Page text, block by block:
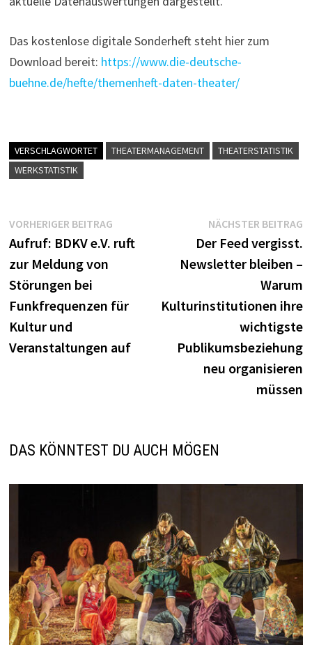
Das kostenlose digitale Sonderheft steht hier zum
Download bereit: https://www.die-deutsche-
buehne.de/hefte/themenheft-daten-theater/
VERSCHLAGWORTET THEATERMANAGEMENT
THEATERSTATISTIK
WERKSTATISTIK
Beitragsnavigation
VORHERIGER BEITRAG
Beitrag:
Aufruf: BDKV e.V. ruft
zur Meldung von
Störungen bei
Funkfrequenzen für
Kultur und
Veranstaltungen auf
NÄCHSTER BEITRAG
Der Feed vergisst.
Newsletter bleiben –
Warum
Kulturinstitutionen ihre
wichtigste
Publikumsbeziehung
neu organisieren
müssen
DAS KÖNNTEST DU AUCH MÖGEN